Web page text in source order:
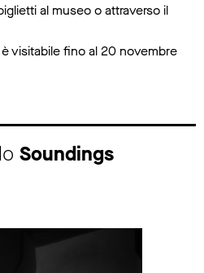
al museo o attraverso il
è visitabile fino al 20 novembre
Soundings